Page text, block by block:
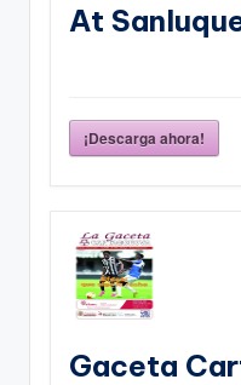
At
¡Descarga ahora!
Gaceta